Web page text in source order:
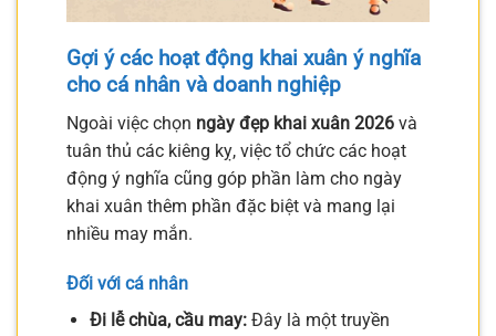
Gợi ý các hoạt động khai xuân ý nghĩa
cho cá nhân và doanh nghiệp
Ngoài việc chọn ngày đẹp khai xuân 2026 và
tuân thủ các kiêng kỵ, việc tổ chức các hoạt
động ý nghĩa cũng góp phần làm cho ngày
khai xuân thêm phần đặc biệt và mang lại
nhiều may mắn.
Đối với cá nhân
Đi lễ chùa, cầu may:Đây là một truyền